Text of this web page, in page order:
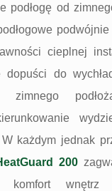
podłogę od
cieplnej
do
zimnego
każdym jednak
200
komfort wnętrz